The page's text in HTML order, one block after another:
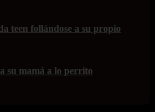
teen follándose a su propio
su mamá a lo perrito